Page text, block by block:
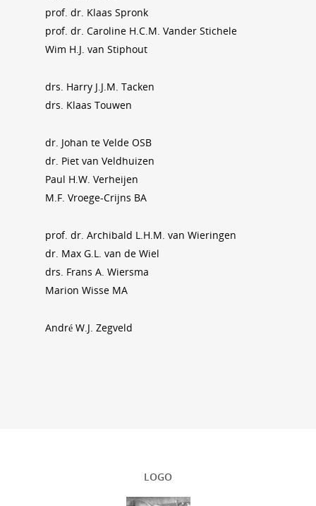
prof. dr. Klaas Spronk
prof. dr. Caroline H.C.M. Vander Stichele
Wim H.J. van Stiphout
drs. Harry J.J.M. Tacken
drs. Klaas Touwen
dr. Johan te Velde OSB
dr. Piet van Veldhuizen
Paul H.W. Verheijen
M.F. Vroege-Crijns BA
prof. dr. Archibald L.H.M. van Wieringen
dr. Max G.L. van de Wiel
drs. Frans A. Wiersma
Marion Wisse MA
André W.J. Zegveld
LOGO